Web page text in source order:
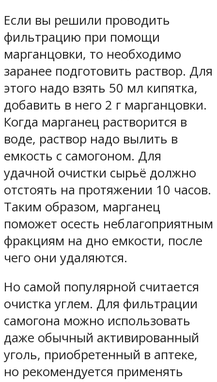
Если вы решили проводить
фильтрацию при помощи
марганцовки, то необходимо
заранее подготовить раствор. Для
этого надо взять 50 мл кипятка,
добавить в него 2 г марганцовки.
Когда марганец растворится в
воде, раствор надо вылить в
емкость с самогоном. Для
удачной очистки сырьё должно
отстоять на протяжении 10 часов.
Таким образом, марганец
поможет осесть неблагоприятным
фракциям на дно емкости, после
чего они удаляются.
Но самой популярной считается
очистка углем. Для фильтрации
самогона можно использовать
даже обычный активированный
уголь, приобретенный в аптеке,
но рекомендуется применять